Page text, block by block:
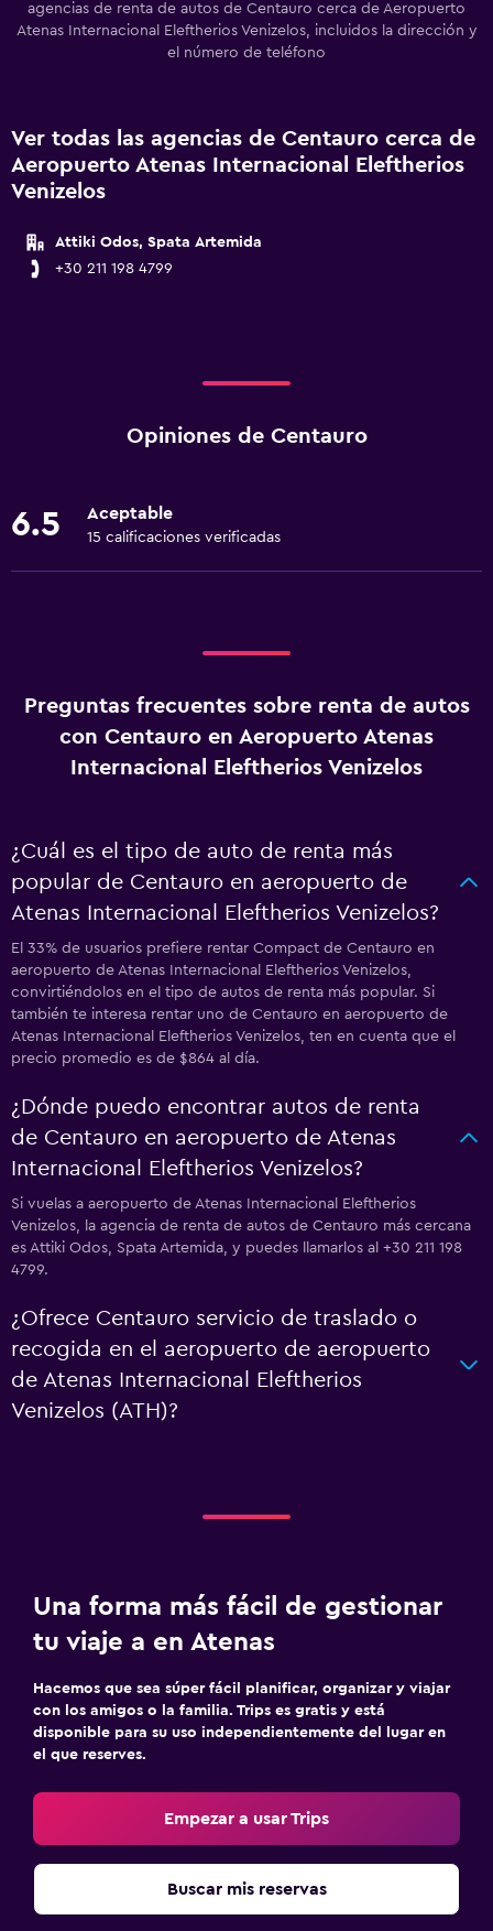
agencias de renta de autos de Centauro cerca de Aeropuerto
Atenas Internacional Eleftherios Venizelos, incluidos la dirección y
el número de teléfono
Ver todas las agencias de Centauro cerca de
Aeropuerto Atenas Internacional Eleftherios
Venizelos
Attiki Odos, Spata Artemida
+30 211 198 4799
Opiniones de Centauro
6.5 Aceptable
15 calificaciones verificadas
Preguntas frecuentes sobre renta de autos
con Centauro en Aeropuerto Atenas
Internacional Eleftherios Venizelos
¿Cuál es el tipo de auto de renta más
popular de Centauro en aeropuerto de
Atenas Internacional Eleftherios Venizelos?
El 33% de usuarios prefiere rentar Compact de Centauro en
aeropuerto de Atenas Internacional Eleftherios Venizelos,
convirtiéndolos en el tipo de autos de renta más popular. Si
también te interesa rentar uno de Centauro en aeropuerto de
Atenas Internacional Eleftherios Venizelos, ten en cuenta que el
precio promedio es de $864 al día.
¿Dónde puedo encontrar autos de renta
de Centauro en aeropuerto de Atenas
Internacional Eleftherios Venizelos?
Si vuelas a aeropuerto de Atenas Internacional Eleftherios
Venizelos, la agencia de renta de autos de Centauro más cercana
es Attiki Odos, Spata Artemida, y puedes llamarlos al +30 211 198
4799.
¿Ofrece Centauro servicio de traslado o
recogida en el aeropuerto de aeropuerto
de Atenas Internacional Eleftherios
Venizelos (ATH)?
Una forma más fácil de gestionar
tu viaje a en Atenas
Hacemos que sea súper fácil planificar, organizar y viajar
con los amigos o la familia. Trips es gratis y está
disponible para su uso independientemente del lugar en
el que reserves.
Empezar a usar Trips
Buscar mis reservas